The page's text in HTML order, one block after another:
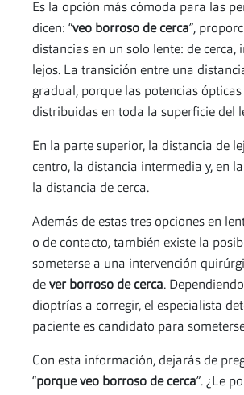
Es la opción más cómoda para las
dicen: “veo borroso de cerca”,
distancias en un solo lente: de cerca,
lejos. La transición entre una
gradual, porque las potencias ópticas
distribuidas en toda la superficie del
En la parte superior, la distancia de
centro, la distancia intermedia y, en
la distancia de cerca.
Además de estas tres opciones en
o de contacto, también existe la
someterse a una intervención
de ver borroso de cerca.
dioptrías a corregir, el especialista
paciente es candidato para
Con esta información, dejarás de
“porque veo borroso de cerca”. ¿Le